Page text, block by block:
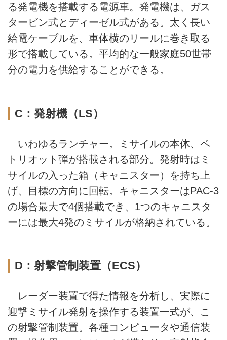
る発電機を搭載する電源車。発電機は、ガス
タービン式とディーゼル式がある。太く長い
給電ケーブルを、車体横のリールに巻き取る
形で搭載している。平均的な一般家庭50世帯
分の電力を供給することができる。
C：発射機（LS）
いわゆるランチャー。ミサイルの本体、ペ
トリオット弾が搭載される部分。発射時はミ
サイルの入った箱（キャニスター）を持ち上
げ、目標の方向に回転。キャニスターはPAC-3
の場合最大で4個搭載でき、1つのキャニスタ
ーには最大4発のミサイルが格納されている。
D：射撃管制装置（ECS）
レーダー装置で得た情報を分析し、実際に
迎撃ミサイル発射を操作する装置一式が、こ
の射撃管制装置。各種コンピュータや通信装